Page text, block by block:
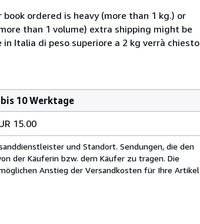
ordered is heavy (more than 1 kg.) or
than 1 volume) extra shipping might be
Italia di peso superiore a 2 kg verrà chiesto
10 Werktage
15.00
und Standort. Sendungen, die den
der Käuferin bzw. dem Käufer zu tragen. Die
Anstieg der Versandkosten für Ihre Artikel